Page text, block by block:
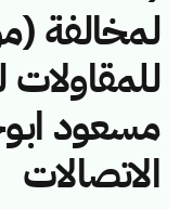
لمخالفة
مسعود
الاتصالات